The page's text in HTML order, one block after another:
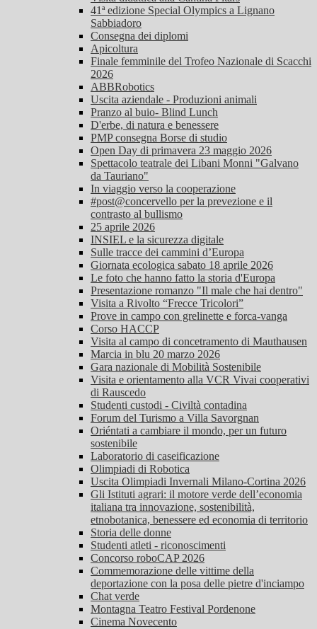
41ª edizione Special Olympics a Lignano
Sabbiadoro
Consegna dei diplomi
Apicoltura
Finale femminile del Trofeo Nazionale di Scacchi
2026
ABBRobotics
Uscita aziendale - Produzioni animali
Pranzo al buio- Blind Lunch
D'erbe, di natura e benessere
PMP consegna Borse di studio
Open Day di primavera 23 maggio 2026
Spettacolo teatrale dei Libani Monni "Galvano
da Tauriano"
In viaggio verso la cooperazione
#post@concervello per la prevezione e il
contrasto al bullismo
25 aprile 2026
INSIEL e la sicurezza digitale
Sulle tracce dei cammini d’Europa
Giornata ecologica sabato 18 aprile 2026
Le foto che hanno fatto la storia d'Europa
Presentazione romanzo "Il male che hai dentro"
Visita a Rivolto “Frecce Tricolori”
Prove in campo con grelinette e forca-vanga
Corso HACCP
Visita al campo di concetramento di Mauthausen
Marcia in blu 20 marzo 2026
Gara nazionale di Mobilità Sostenibile
Visita e orientamento alla VCR Vivai cooperativi
di Rauscedo
Studenti custodi - Civiltà contadina
Forum del Turismo a Villa Savorgnan
Oriéntati a cambiare il mondo, per un futuro
sostenibile
Laboratorio di caseificazione
Olimpiadi di Robotica
Uscita Olimpiadi Invernali Milano-Cortina 2026
Gli Istituti agrari: il motore verde dell’economia
italiana tra innovazione, sostenibilità,
etnobotanica, benessere ed economia di territorio
Storia delle donne
Studenti atleti - riconoscimenti
Concorso roboCAP 2026
Commemorazione delle vittime della
deportazione con la posa delle pietre d'inciampo
Chat verde
Montagna Teatro Festival Pordenone
Cinema Novecento